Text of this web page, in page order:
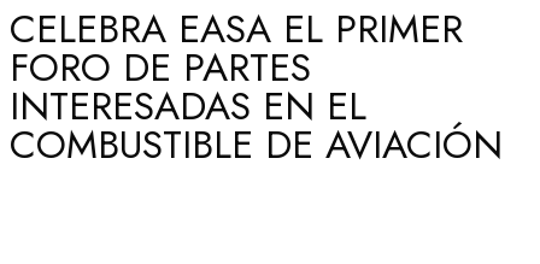
Aerolíneas
Aeronáutica
CELEBRA EASA EL PRIMER
FORO DE PARTES
INTERESADAS EN EL
COMBUSTIBLE DE AVIACIÓN